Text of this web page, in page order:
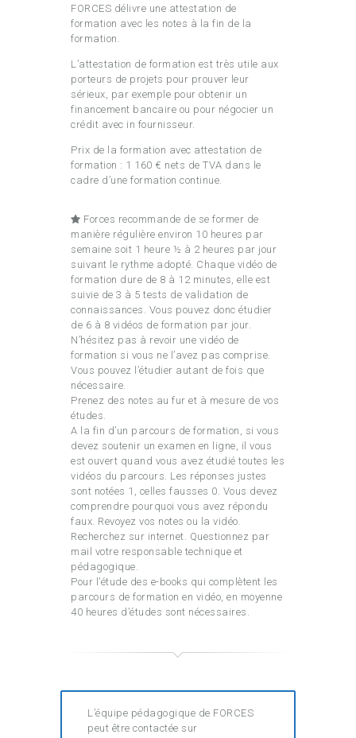
FORCES délivre une attestation de
formation avec les notes à la fin de la
formation.
L’attestation de formation est très utile aux
porteurs de projets pour prouver leur
sérieux, par exemple pour obtenir un
financement bancaire ou pour négocier un
crédit avec in fournisseur.
Prix de la formation avec attestation de
formation : 1 160 € nets de TVA dans le
cadre d’une formation continue.
Forces recommande de se former de
manière régulière environ 10 heures par
semaine soit 1 heure ½ à 2 heures par jour
suivant le rythme adopté. Chaque vidéo de
formation dure de 8 à 12 minutes, elle est
suivie de 3 à 5 tests de validation de
connaissances. Vous pouvez donc étudier
de 6 à 8 vidéos de formation par jour.
N’hésitez pas à revoir une vidéo de
formation si vous ne l’avez pas comprise.
Vous pouvez l’étudier autant de fois que
nécessaire.
Prenez des notes au fur et à mesure de vos
études.
A la fin d’un parcours de formation, si vous
devez soutenir un examen en ligne, il vous
est ouvert quand vous avez étudié toutes les
vidéos du parcours. Les réponses justes
sont notées 1, celles fausses 0. Vous devez
comprendre pourquoi vous avez répondu
faux. Revoyez vos notes ou la vidéo.
Recherchez sur internet. Questionnez par
mail votre responsable technique et
pédagogique.
Pour l’étude des e-books qui complètent les
parcours de formation en vidéo, en moyenne
40 heures d’études sont nécessaires.
L’équipe pédagogique de FORCES
peut être contactée sur